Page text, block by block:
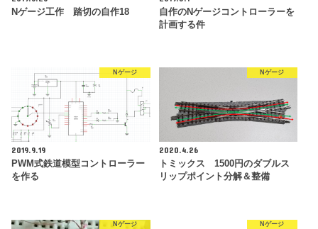
Nゲージ工作 踏切の自作18
自作のNゲージコントローラーを
計画する件
Nゲージ
2019.9.19
PWM式鉄道模型コントローラー
を作る
Nゲージ
2020.4.26
トミックス 1500円のダブルス
リップポイント分解＆整備
Nゲージ Nゲージ